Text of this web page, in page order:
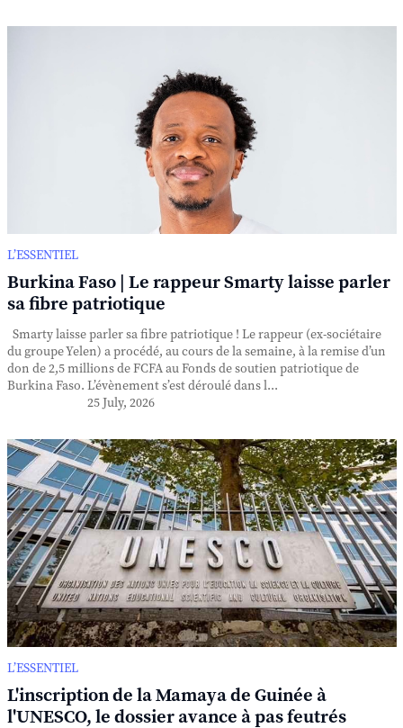
L’ESSENTIEL
Burkina Faso | Le rappeur Smarty laisse parler
sa fibre patriotique
Smarty laisse parler sa fibre patriotique ! Le rappeur (ex-sociétaire
du groupe Yelen) a procédé, au cours de la semaine, à la remise d’un
don de 2,5 millions de FCFA au Fonds de soutien patriotique de
Burkina Faso. L’évènement s’est déroulé dans l...
25 July, 2026
L’ESSENTIEL
L'inscription de la Mamaya de Guinée à
l'UNESCO, le dossier avance à pas feutrés